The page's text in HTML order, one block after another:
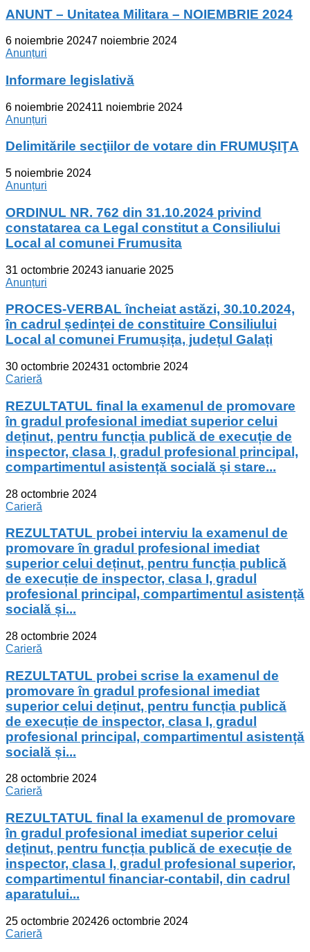
ANUNT – Unitatea Militara – NOIEMBRIE 2024
6 noiembrie 20247 noiembrie 2024
Anunțuri
Informare legislativă
6 noiembrie 202411 noiembrie 2024
Anunțuri
Delimitările secţiilor de votare din FRUMUŞIŢA
5 noiembrie 2024
Anunțuri
ORDINUL NR. 762 din 31.10.2024 privind
constatarea ca Legal constitut a Consiliului
Local al comunei Frumusita
31 octombrie 20243 ianuarie 2025
Anunțuri
PROCES-VERBAL încheiat astăzi, 30.10.2024,
în cadrul ședinței de constituire Consiliului
Local al comunei Frumușița, județul Galați
30 octombrie 202431 octombrie 2024
Carieră
REZULTATUL final la examenul de promovare
în gradul profesional imediat superior celui
deținut, pentru funcția publică de execuție de
inspector, clasa I, gradul profesional principal,
compartimentul asistență socială și stare...
28 octombrie 2024
Carieră
REZULTATUL probei interviu la examenul de
promovare în gradul profesional imediat
superior celui deținut, pentru funcția publică
de execuție de inspector, clasa I, gradul
profesional principal, compartimentul asistență
socială și...
28 octombrie 2024
Carieră
REZULTATUL probei scrise la examenul de
promovare în gradul profesional imediat
superior celui deținut, pentru funcția publică
de execuție de inspector, clasa I, gradul
profesional principal, compartimentul asistență
socială și...
28 octombrie 2024
Carieră
REZULTATUL final la examenul de promovare
în gradul profesional imediat superior celui
deținut, pentru funcția publică de execuție de
inspector, clasa I, gradul profesional superior,
compartimentul financiar-contabil, din cadrul
aparatului...
25 octombrie 202426 octombrie 2024
Carieră